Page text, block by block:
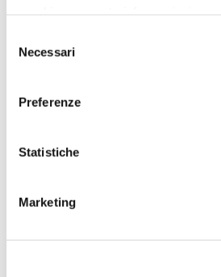
delNecessari
Preferenze
Statistiche
Marketing
Quale argomento Le
Porte d’ingresso